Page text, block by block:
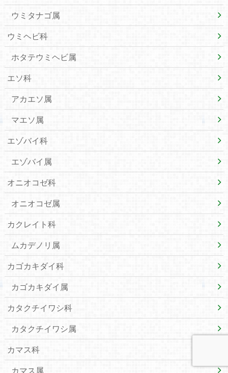
ウミタナゴ属
ウミヘビ科
ホタテウミヘビ属
エソ科
アカエソ属
マエソ属
エゾバイ科
エゾバイ属
オニオコゼ科
オニオコゼ属
カクレイト科
ムカデノリ属
カゴカキダイ科
カゴカキダイ属
カタクチイワシ科
カタクチイワシ属
カマス科
カマス属